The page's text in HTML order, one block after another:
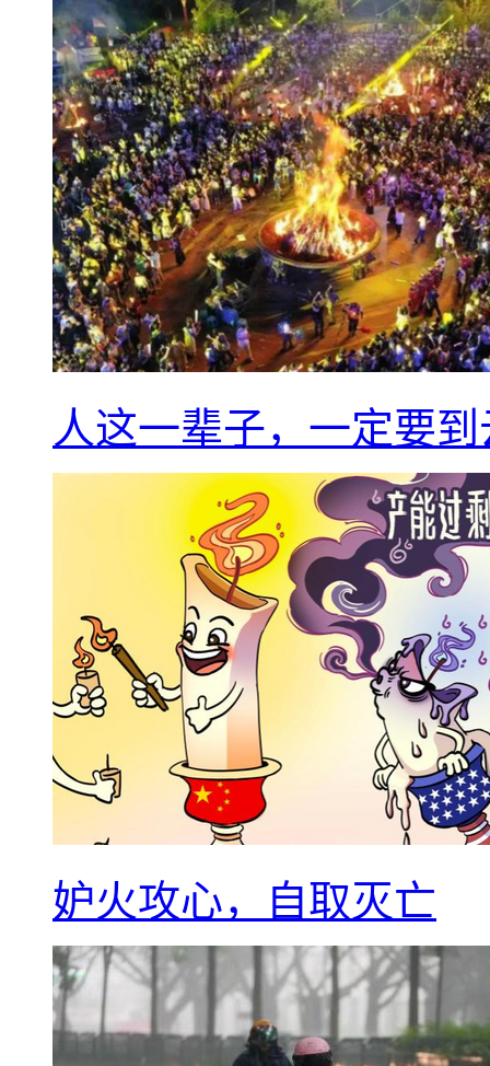
人这一辈子，一定要
妒火攻心，自取灭亡